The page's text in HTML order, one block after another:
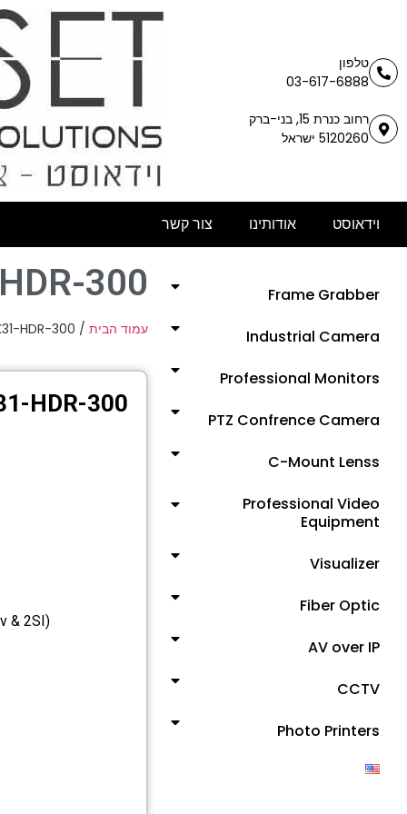
טלפון
03-617-6888
רחוב כנרת 15, בני-ברק
5120260 ישראל
וידאוסט אודותינו צור קשר
Frame Grabber
Industrial Camera
Professional Monitors
PTZ Confrence Camera
C-Mount Lenss
Professional Video
Equipment
Visualizer
Fiber Optic
AV over IP
CCTV
Photo Printers
300
עמוד הבית /
HDR-300
HDR-300
& 2SI)